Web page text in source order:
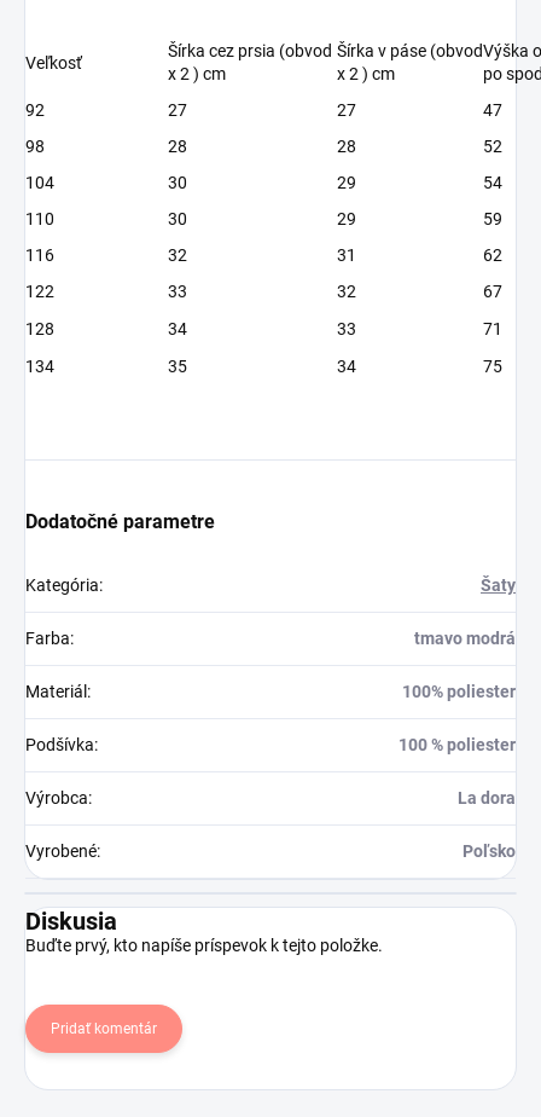
Veľkosť
Šírka cez prsia (obvod
x 2 ) cm
Šírka v páse (obvod
x 2 ) cm
Výška
po
92
27 27
47
98
28 28
52
104
30 29
54
110
30 29
59
116
32 31
62
122
33 32
67
128
34 33
71
134
35 34 75
Dodatočné parametre
Kategória: Šaty
Farba: tmavo modrá
Materiál : 100% poliester
Podšívka: 100 % poliester
Výrobca: La dora
Vyrobené: Poľsko
Diskusia
Buďte prvý, kto napíše príspevok k tejto položke.
Pridať komentár